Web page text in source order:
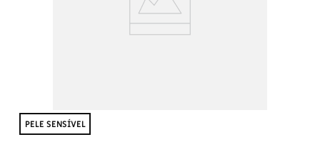
PELE SENSÍVEL​